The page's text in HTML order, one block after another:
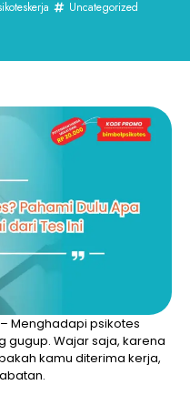
Uncategorized
– Menghadapi psikotes
gugup. Wajar saja, karena
kamu diterima kerja,